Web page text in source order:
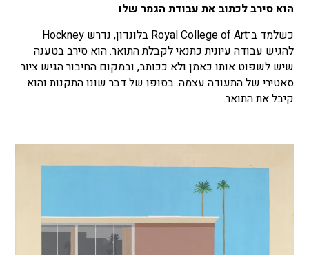
הוא סירב לכתוב את עבודת הגמר שלו
כשלמד ב־Royal College of Art בלונדון, נדרש Hockney
להגיש עבודה עיונית כתנאי לקבלת התואר. הוא סירב בטענה
שיש לשפוט אותו כאמן ולא ככותב, ובמקום החיבור הגיש ציור
סאטירי של התעודה עצמה. בסופו של דבר שונו התקנות והוא
קיבל את התואר.